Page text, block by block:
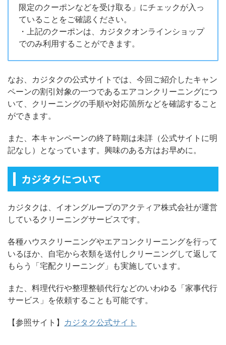
限定のクーポンなどを受け取る」にチェックが入っ
ていることをご確認ください。
・上記のクーポンは、カジタクオンラインショップ
でのみ利用することができます。
なお、カジタクの公式サイトでは、今回ご紹介したキャン
ペーンの割引対象の一つであるエアコンクリーニングにつ
いて、クリーニングの手順や対応箇所などを確認すること
ができます。
また、本キャンペーンの終了時期は未詳（公式サイトに明
記なし）となっています。興味のある方はお早めに。
カジタクについて
カジタクは、イオングループのアクティア株式会社が運営
しているクリーニングサービスです。
各種ハウスクリーニングやエアコンクリーニングを行って
いるほか、自宅から衣類を送付しクリーニングして返して
もらう「宅配クリーニング」も実施しています。
また、料理代行や整理整頓代行などのいわゆる「家事代行
サービス」を依頼することも可能です。
【参照サイト】 カジタク公式サイト